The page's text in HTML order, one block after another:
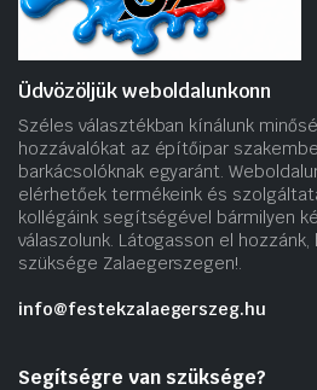
Üdvözöljük weboldalunkonn
Széles választékban kínálunk
hozzávalókat az építőipar
barkácsolóknak egyaránt.
elérhetőek termékeink és
kollégáink segítségével bármilyen
válaszolunk. Látogasson el
szüksége Zalaegerszegen!.
info@festekzalaegerszeg.hu
Segítségre van szüksége?